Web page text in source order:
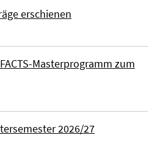
erschienen
Masterprogramm zum
2026/27